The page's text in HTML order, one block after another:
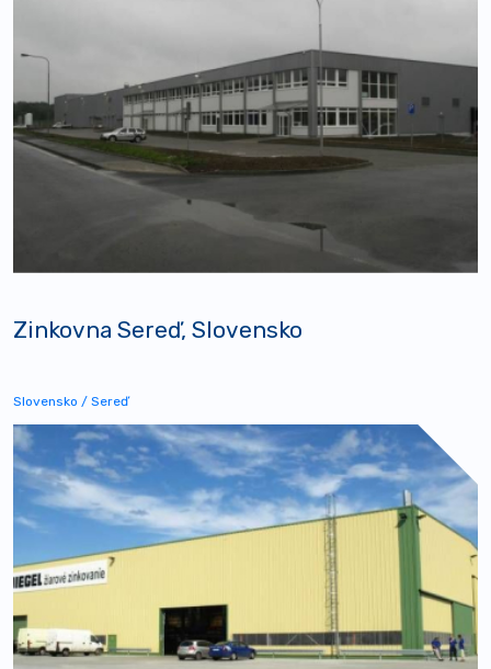
Zinkovna Sereď, Slovensko
Slovensko / Sereď